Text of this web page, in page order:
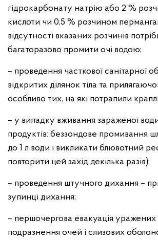
гідрокарбонату натрію або 2 %
кислоти чи 0,5 % розчином
відсутності вказаних розчинів
багаторазово промити очі водою;
– проведення часткової санітарної
відкритих ділянок тіла та
особливо тих, на які потрапили
– у випадку вживання зараженої
продуктів: беззондове промивання
до 1 л води і викликати блювотний
повторити цей захід декілька разів);
– проведення штучного дихання –
зупинці дихання;
– першочергова евакуація
подразнення очей і слизових